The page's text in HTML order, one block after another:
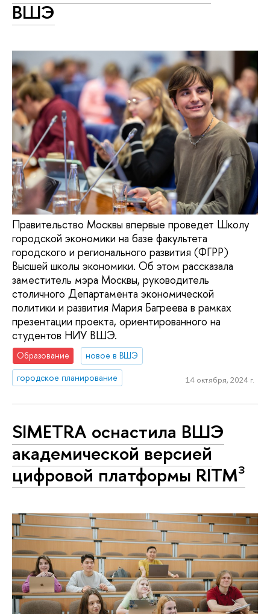
ВШЭ
Правительство Москвы впервые проведет Школу
городской экономики на базе факультета
городского и регионального развития (ФГРР)
Высшей школы экономики. Об этом рассказала
заместитель мэра Москвы, руководитель
столичного Департамента экономической
политики и развития Мария Багреева в рамках
презентации проекта, ориентированного на
студентов НИУ ВШЭ.
Образование
новое в ВШЭ
городское планирование
14 октября, 2024 г.
SIMETRA оснастила ВШЭ
академической версией
цифровой платформы RITM³